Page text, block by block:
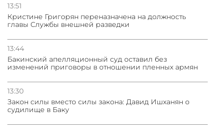
13:51
Кристине Григорян переназначена на должность
главы Службы внешней разведки
13:44
Бакинский апелляционный суд оставил без
изменений приговоры в отношении пленных армян
13:30
Закон силы вместо силы закона: Давид Ишханян о
судилище в Баку